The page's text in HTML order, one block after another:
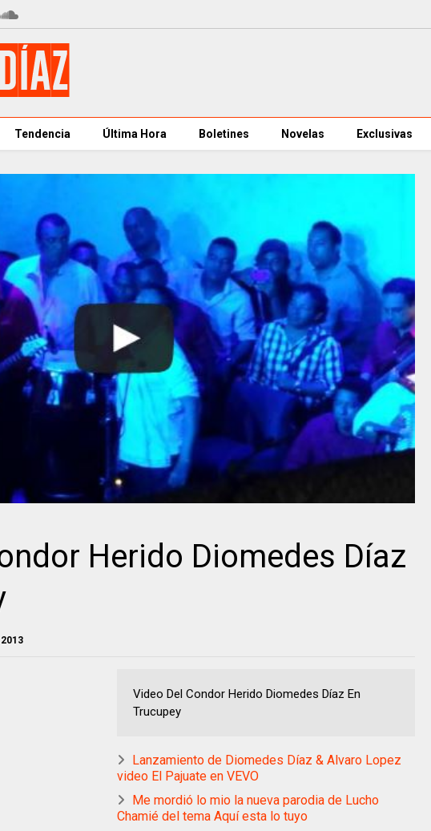
Tendencia Última Hora Boletines Novelas Exclusivas
Herido Diomedes Díaz
Video Del Condor Herido Diomedes Díaz En
Trucupey
Lanzamiento de Diomedes Díaz & Alvaro Lopez
video El Pajuate en VEVO
Me mordió lo mio la nueva parodia de Lucho
Chamié del tema Aquí esta lo tuyo